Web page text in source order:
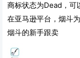
商标状态为Dead，可
在亚马逊平台，烟斗
烟斗的新手跟卖